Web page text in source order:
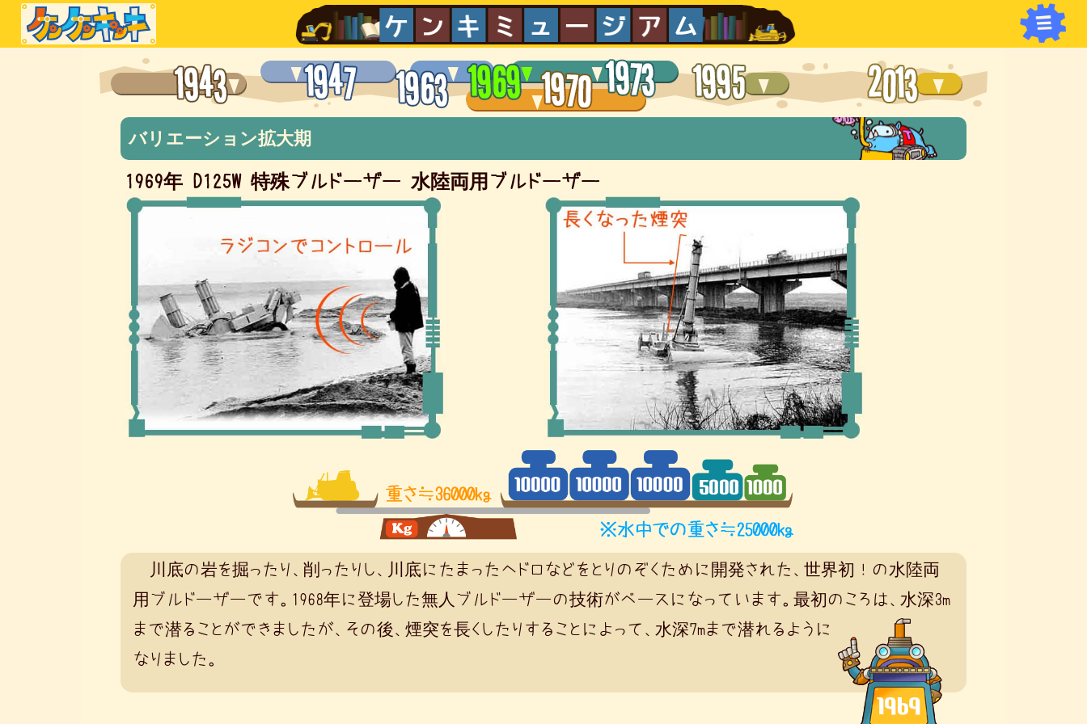
バリエーション拡大期
1969年 D125W 特殊ブルドーザー 水陸両用ブルドーザー
川底の岩を掘ったり、削ったりし、川底にたまったヘドロなどをとりのぞくために開発された、世界初！の水陸両
用ブルドーザーです。1968年に登場した無人ブルドーザーの技術がベースになっています。最初のころは、水深3m
まで潜ることができましたが、その後、煙突を長くしたりすることによって、水深7mまで潜れるように
なりました。